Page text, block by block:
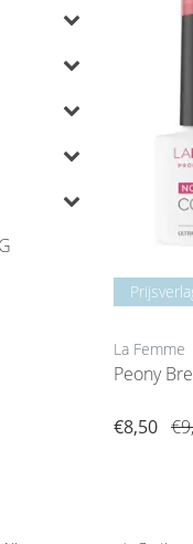
La Femme
€8,50